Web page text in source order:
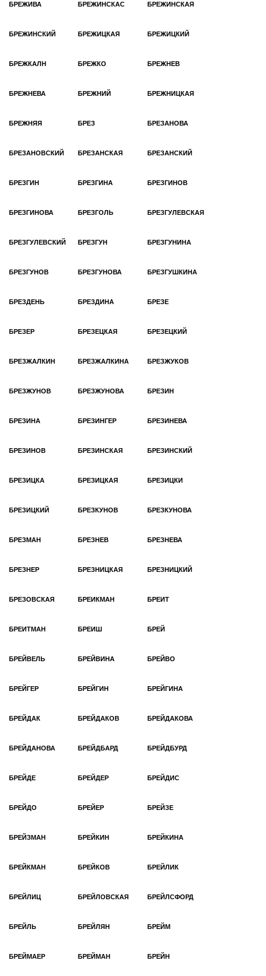
БРЕЖИВА БРЕЖИНСКАС БРЕЖИНСКАЯ
БРЕЖИНСКИЙ БРЕЖИЦКАЯ БРЕЖИЦКИЙ
БРЕЖКАЛН БРЕЖКО БРЕЖНЕВ
БРЕЖНЕВА БРЕЖНИЙ БРЕЖНИЦКАЯ
БРЕЖНЯЯ БРЕЗ БРЕЗАНОВА
БРЕЗАНОВСКИЙ БРЕЗАНСКАЯ БРЕЗАНСКИЙ
БРЕЗГИН БРЕЗГИНА БРЕЗГИНОВ
БРЕЗГИНОВА БРЕЗГОЛЬ БРЕЗГУЛЕВСКАЯ
БРЕЗГУЛЕВСКИЙ БРЕЗГУН БРЕЗГУНИНА
БРЕЗГУНОВ БРЕЗГУНОВА БРЕЗГУШКИНА
БРЕЗДЕНЬ БРЕЗДИНА БРЕЗЕ
БРЕЗЕР БРЕЗЕЦКАЯ БРЕЗЕЦКИЙ
БРЕЗЖАЛКИН БРЕЗЖАЛКИНА БРЕЗЖУКОВ
БРЕЗЖУНОВ БРЕЗЖУНОВА БРЕЗИН
БРЕЗИНА БРЕЗИНГЕР БРЕЗИНЕВА
БРЕЗИНОВ БРЕЗИНСКАЯ БРЕЗИНСКИЙ
БРЕЗИЦКА БРЕЗИЦКАЯ БРЕЗИЦКИ
БРЕЗИЦКИЙ БРЕЗКУНОВ БРЕЗКУНОВА
БРЕЗМАН БРЕЗНЕВ БРЕЗНЕВА
БРЕЗНЕР БРЕЗНИЦКАЯ БРЕЗНИЦКИЙ
БРЕЗОВСКАЯ БРЕИКМАН БРЕИТ
БРЕИТМАН БРЕИШ БРЕЙ
БРЕЙВЕЛЬ БРЕЙВИНА БРЕЙВО
БРЕЙГЕР БРЕЙГИН БРЕЙГИНА
БРЕЙДАК БРЕЙДАКОВ БРЕЙДАКОВА
БРЕЙДАНОВА БРЕЙДБАРД БРЕЙДБУРД
БРЕЙДЕ БРЕЙДЕР БРЕЙДИС
БРЕЙДО БРЕЙЕР БРЕЙЗЕ
БРЕЙЗМАН БРЕЙКИН БРЕЙКИНА
БРЕЙКМАН БРЕЙКОВ БРЕЙЛИК
БРЕЙЛИЦ БРЕЙЛОВСКАЯ БРЕЙЛСФОРД
БРЕЙЛЬ БРЕЙЛЯН БРЕЙМ
БРЕЙМАЕР БРЕЙМАН БРЕЙН